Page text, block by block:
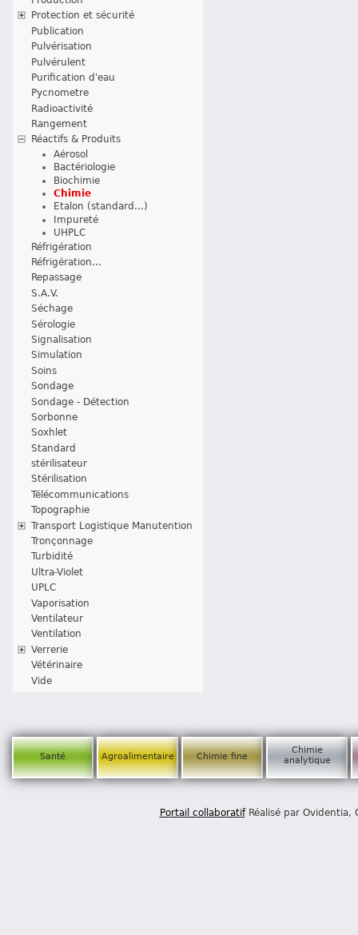
Protection et sécurité
Publication
Pulvérisation
Pulvérulent
Purification d'eau
Pycnometre
Radioactivité
Rangement
Réactifs & Produits
Aérosol
Bactériologie
Biochimie
Chimie
Etalon (standard...)
Impureté
UHPLC
Réfrigération
Réfrigération...
Repassage
S.A.V.
Séchage
Sérologie
Signalisation
Simulation
Soins
Sondage
Sondage - Détection
Sorbonne
Soxhlet
Standard
stérilisateur
Stérilisation
Télécommunications
Topographie
Transport Logistique Manutention
Tronçonnage
Turbidité
Ultra-Violet
UPLC
Vaporisation
Ventilateur
Ventilation
Verrerie
Vétérinaire
Vide
Santé Agroalimentaire Chimie fine
Chimie
analytique
Portail collaboratifRéalisé par Ovidentia,